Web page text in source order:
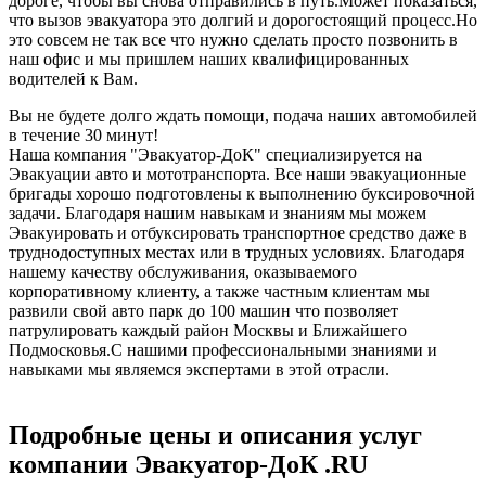
что вызов эвакуатора это долгий и дорогостоящий процесс.Но
это совсем не так все что нужно сделать просто позвонить в
наш офис и мы пришлем наших квалифицированных
водителей к Вам.
Вы не будете долго ждать помощи, подача наших автомобилей
в течение 30 минут!
Наша компания "Эвакуатор-ДоК" специализируется на
Эвакуации авто и мототранспорта. Все наши эвакуационные
бригады хорошо подготовлены к выполнению буксировочной
задачи. Благодаря нашим навыкам и знаниям мы можем
Эвакуировать и отбуксировать транспортное средство даже в
труднодоступных местах или в трудных условиях. Благодаря
нашему качеству обслуживания, оказываемого
корпоративному клиенту, а также частным клиентам мы
развили свой авто парк до 100 машин что позволяет
патрулировать каждый район Москвы и Ближайшего
Подмосковья.С нашими профессиональными знаниями и
навыками мы являемся экспертами в этой отрасли.
Подробные цены и описания услуг
компании Эвакуатор-ДоК .RU